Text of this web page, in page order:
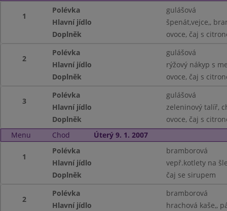
1
Polévka
gulášová
Hlavní jídlo
špenát,vejce,,
Doplněk
ovoce, čaj s
2
Polévka
gulášová
Hlavní jídlo
rýžový nákyp s
Doplněk
ovoce, čaj s
3
Polévka
gulášová
Hlavní jídlo
zeleninový talíř,
Doplněk
ovoce, čaj s
Menu
Chod Úterý 9. 1. 2007
1
Polévka
bramborová
Hlavní jídlo
vepř.kotlety na
Doplněk
čaj se sirupem
2
Polévka
bramborová
Hlavní jídlo
hrachová kaše,,